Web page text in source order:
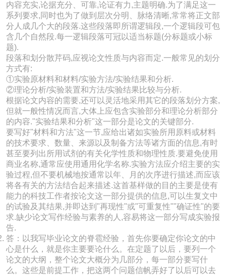
内容充实,论据充分、可靠,论证有力,主题明确.为了满足这一
系列要求,同时也为了做到层次分明、脉络清晰,常常将正文部
分人成几个大的段落.这些段落即所谓逻辑段,一个逻辑段可包
含几个自然段.每一逻辑段落可冠以适当标题(分标题或小标
题).
段落和划分散芹码,应视论文性质与内容而定.一般常见的划分
方式有:
①实验原材料和材料/实验方法/实验结果和分析.
②理论分析/实验装置和方法/实验结果比较与分析.
根据论文内容的需要,还可以灵活地采用其它的段落划分方案,
但就一般性情况而言,大体上应包含实验部分和理论分析部分
的内容."实验结果和分析"这一部分是论文的关键部分.
要写好"材料和方法"这一节,应给出诸如实验所用原料或材料
的技术要求、数量、来源以及制备方法等诸方面的信息,有时
甚至要列出所用试剂的有关化学性质和物理性质.要避免使用
商业名称,通常应使用通用化学名称.实验方法应介绍主要的实
验过程,但不要机械地按通常以年、月的次序进行描述,而应该
将各有关的方法结合起来描述.这首基样做的目的主要是使有
能力的科技工作者按论文这一部分提供的信息,可以生复文中
的试验及其结果,并即达到"再现性"或"可重复性""确证性"的要
求.缺少论文写作经验与素养的人,容易将这一部分写成实验报
告.
答：以我写毕业论文的脊雹经验，首先你要确定你论文的中
心是什么，就是你主要要论什么。在定题了以后，要列一个
论文的大纲，整个论文大概分为几部分，每一部分要写什
么。这些是前提工作，把这两个问题信帆弄好了以后可以去